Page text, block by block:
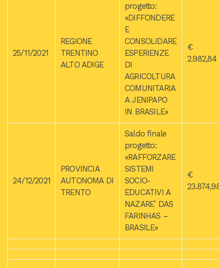
25/11/2021
REGIONE
TRENTINO
ALTO ADIGE
progetto:
«DIFFONDERE
E
CONSOLIDARE
ESPERIENZE
DI
AGRICOLTURA
COMUNITARIA
A JENIPAPO
IN BRASILE»
€
2.982,84
24/12/2021
PROVINCIA
AUTONOMA DI
TRENTO
Saldo finale
progetto:
«RAFFORZARE
SISTEMI
SOCIO-
EDUCATIVI A
NAZARE’ DAS
FARINHAS –
BRASILE»
€